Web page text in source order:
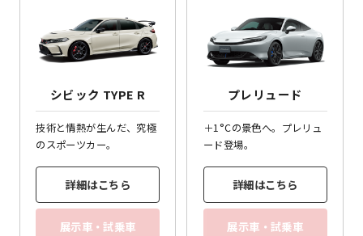
シビック TYPE R
技術と情熱が生んだ、究極
のスポーツカー。
詳細はこちら
展示車・試乗車
プレリュード
＋1°Cの景色へ。プレリュ
ード登場。
詳細はこちら
展示車・試乗車